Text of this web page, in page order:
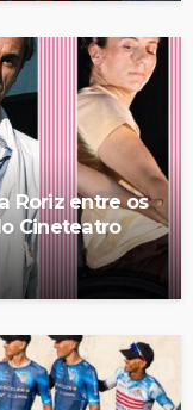
Roriz entre os
Cineteatro